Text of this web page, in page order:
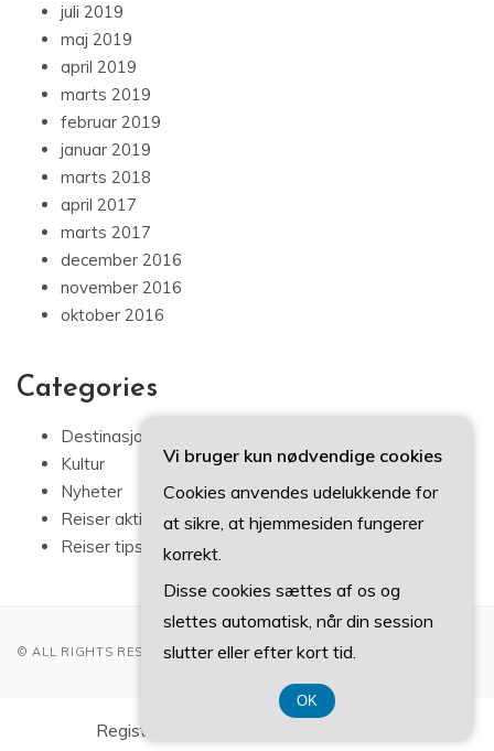
juli 2019
maj 2019
april 2019
marts 2019
februar 2019
januar 2019
marts 2018
april 2017
marts 2017
december 2016
november 2016
oktober 2016
Categories
Destinasjoner
Kultur
Nyheter
Reiser aktiviteter
Reiser tips
© ALL RIGHTS RESERVED 2022
Registreringsnummer DK-37 40 77 39
Vi bruger kun nødvendige cookies
Cookies anvendes udelukkende for
at sikre, at hjemmesiden fungerer
korrekt.
Disse cookies sættes af os og
slettes automatisk, når din session
slutter eller efter kort tid.
OK